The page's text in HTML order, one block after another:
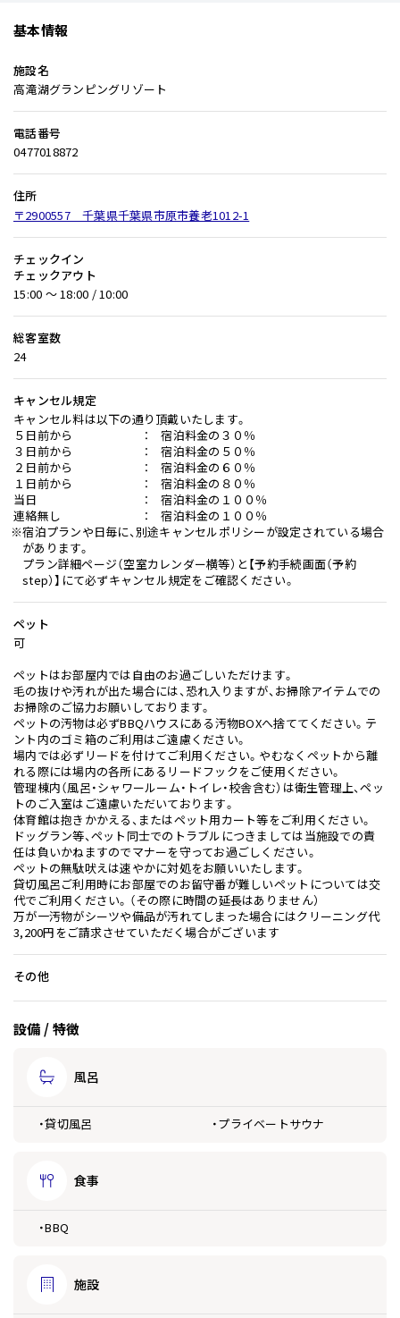
基本情報
施設名
高滝湖グランピングリゾート
電話番号
0477018872
住所
〒2900557 千葉県千葉県市原市養老1012-1
チェックイン
チェックアウト
15:00 〜 18:00 / 10:00
総客室数
24
キャンセル規定
キャンセル料は以下の通り頂戴いたします。
５日前から ： 宿泊料金の３０％
３日前から ： 宿泊料金の５０％
２日前から ： 宿泊料金の６０％
１日前から ： 宿泊料金の８０％
当日 ： 宿泊料金の１００％
連絡無し ： 宿泊料金の１００％
※宿泊プランや日毎に、別途キャンセルポリシーが設定されている場合
があります。
プラン詳細ページ（空室カレンダー横等）と【予約手続画面（予約
step）】にて必ずキャンセル規定をご確認ください。
ペット
可
ペットはお部屋内では自由のお過ごしいただけます。
毛の抜けや汚れが出た場合には、恐れ入りますが、お掃除アイテムでの
お掃除のご協力お願いしております。
ペットの汚物は必ずBBQハウスにある汚物BOXへ捨ててください。テ
ント内のゴミ箱のご利用はご遠慮ください。
場内では必ずリードを付けてご利用ください。やむなくペットから離
れる際には場内の各所にあるリードフックをご使用ください。
管理棟内（風呂・シャワールーム・トイレ・校舎含む）は衛生管理上、ペッ
トのご入室はご遠慮いただいております。
体育館は抱きかかえる、またはペット用カート等をご利用ください。
ドッグラン等、ペット同士でのトラブルにつきましては当施設での責
任は負いかねますのでマナーを守ってお過ごしください。
ペットの無駄吠えは速やかに対処をお願いいたします。
貸切風呂ご利用時にお部屋でのお留守番が難しいペットについては交
代でご利用ください。（その際に時間の延長はありません）
万が一汚物がシーツや備品が汚れてしまった場合にはクリーニング代
3,200円をご請求させていただく場合がございます
その他
設備 / 特徴
風呂
・貸切風呂 ・プライベートサウナ
食事
・BBQ
施設